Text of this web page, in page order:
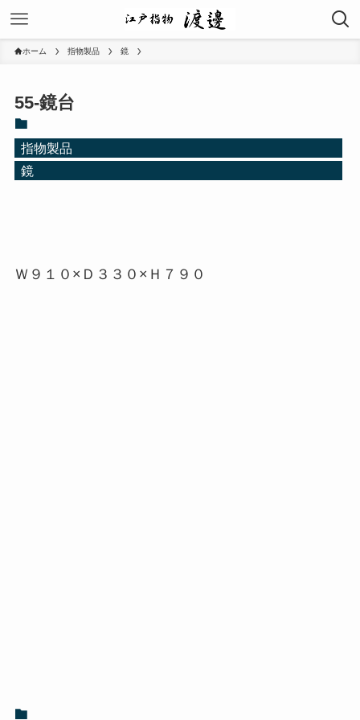
ホーム 指物製品 鏡
55-鏡台
指物製品
鏡
Ｗ９１０×Ｄ３３０×Ｈ７９０